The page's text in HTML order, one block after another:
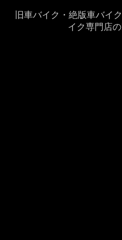
旧車バイク・絶版車バイ
イク専門店